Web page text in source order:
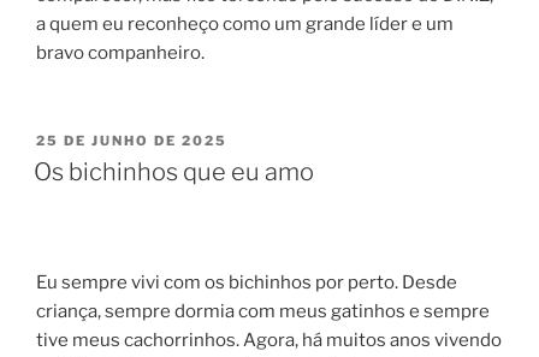
a quem eu reconheço como um grande líder e um
bravo companheiro.
PUBLICADO
EM
25 DE JUNHO DE 2025
Os bichinhos que eu amo
Eu sempre vivi com os bichinhos por perto. Desde
criança, sempre dormia com meus gatinhos e sempre
tive meus cachorrinhos. Agora, há muitos anos vivendo